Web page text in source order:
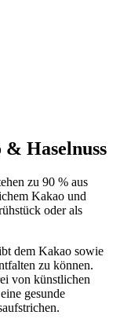
Haselnuss
zu 90 % aus
Kakao und
oder als
dem Kakao sowie
zu können.
von künstlichen
gesunde